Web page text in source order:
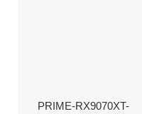
PRIME-RX9070XT-